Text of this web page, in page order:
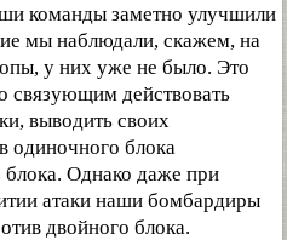
команды заметно улучшили
мы наблюдали, скажем, на
у них уже не было. Это
связующим действовать
выводить своих
одиночного блока
Однако даже при
атаки наши бомбардиры
двойного блока.